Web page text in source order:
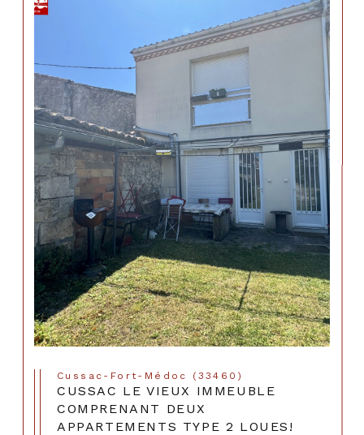
Cussac-Fort-Médoc (33460)
CUSSAC LE VIEUX IMMEUBLE
COMPRENANT DEUX
APPARTEMENTS TYPE 2 LOUES!